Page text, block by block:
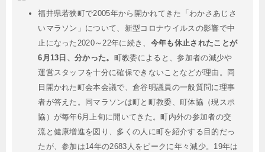
福井県若狭町で2005年から開かれてきた「わかさあじさ
いマラソン」について、新型コロナウイルスの影響で中
止になった2020～22年に続き、 今年も休止されたことが
6月13日、分かった。 町教委によると、参加者の減少や
運営スタッフを十分に確保できないことなどが理由。同
日開かれた町会本会議で、倉谷明議員の一般質問に理事
者が答えた。同マラソンは町と町教委、町体協（現スポ
協）が毎年6月上旬に開いてきた。町内外の参加者の交
流と健康増進を図り、多くの人に町を紹介する目的だっ
たが、参加は14年の2683人をピークに年々減少。19年は